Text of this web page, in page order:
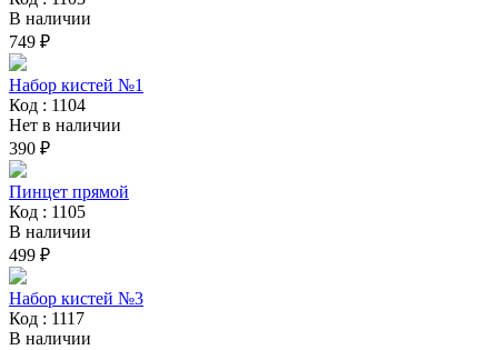
В наличии
749 ₽
Набор кистей №1
Код : 1104
Нет в наличии
390 ₽
Пинцет прямой
Код : 1105
В наличии
499 ₽
Набор кистей №3
Код : 1117
В наличии